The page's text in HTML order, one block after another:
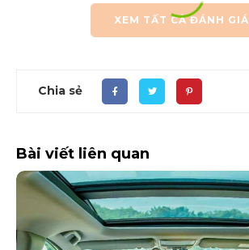
XEM TẤT CẢ ĐÁNH GIÁ
Chia sẻ
Bài viết liên quan